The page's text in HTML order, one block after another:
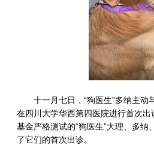
十一月七日，“狗医生”多纳主动与
在四川大学华西第四医院进行首次
基金严格测试的“狗医生”大理、多
了它们的首次出诊。